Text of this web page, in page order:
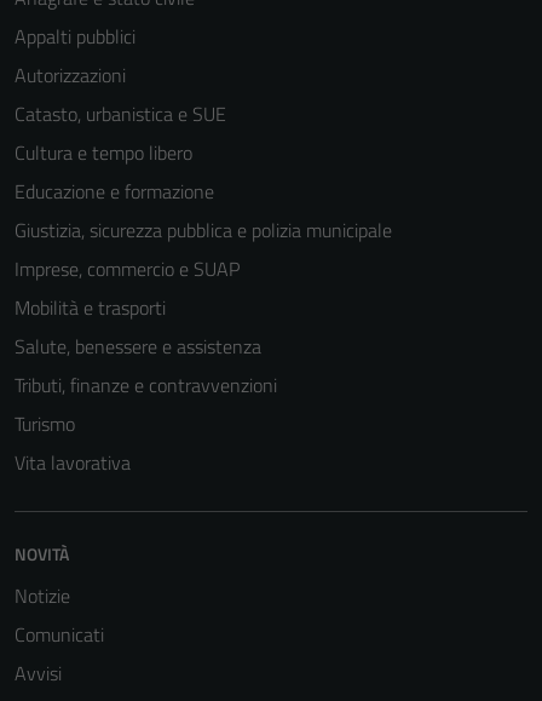
Appalti pubblici
Autorizzazioni
Catasto, urbanistica e SUE
Cultura e tempo libero
Educazione e formazione
Giustizia, sicurezza pubblica e polizia municipale
Imprese, commercio e SUAP
Mobilità e trasporti
Salute, benessere e assistenza
Tributi, finanze e contravvenzioni
Turismo
Vita lavorativa
NOVITÀ
Notizie
Comunicati
Avvisi